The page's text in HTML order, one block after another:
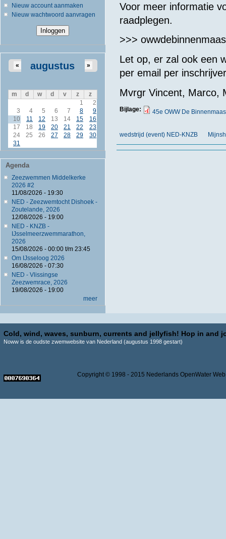
Nieuw account aanmaken
Nieuw wachtwoord aanvragen
augustus
« »
m d w d v z
z
1
2
3
4 5 6 7 8
9
10
11 12 13 14 15
16
17
18 19 20 21 22
23
24
25 26 27 28 29
30
31
Agenda
Zeezwemmen Middelkerke
2026 #2
11/08/2026 - 19:30
NED - Zeezwemtocht Dishoek -
Zoutelande, 2026
12/08/2026 - 19:00
NED - KNZB -
IJsselmeerzwemmarathon,
2026
15/08/2026 - 00:00t/m 23:45
Om IJsseloog 2026
16/08/2026 - 07:30
NED - Vlissingse
Zeezwemrace, 2026
19/08/2026 - 19:00
meer
Voor meer informatie
raadplegen.
>>>
Let op, er zal ook een
per email per
Mvrgr Vincent, Marco,
Bijlage: 45e OWW De
wedstrijd (event) NED-KNZB
Cold, wind, waves, sunburn, currents and jellyfish! Hop in and
Noww is de oudste zwemwebsite van Nederland (augustus 1998 gestart)
Copyright © 1998 - 2015 Nederlands OpenWater